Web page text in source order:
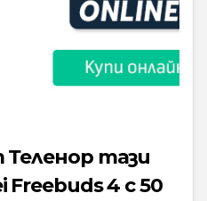
тази
Freebuds 4 с 50